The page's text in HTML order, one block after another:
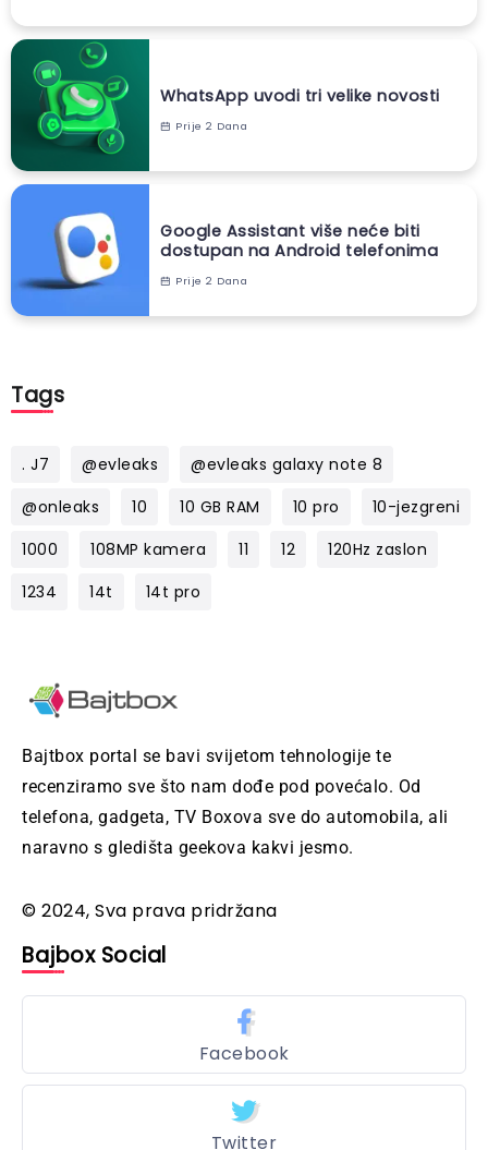
WhatsApp uvodi tri velike novosti
Prije 2 Dana
Google Assistant više neće biti
dostupan na Android telefonima
Prije 2 Dana
Tags
. J7 @evleaks
@evleaks galaxy note 8
@onleaks
10 10 GB RAM 10 pro
10-jezgreni
1000
108MP kamera 11 12
120Hz zaslon
1234
14t 14t pro
Bajtbox portal se bavi svijetom tehnologije te
recenziramo sve što nam dođe pod povećalo. Od
telefona, gadgeta, TV Boxova sve do automobila, ali
naravno s gledišta geekova kakvi jesmo.
© 2024, Sva prava pridržana
Bajbox Social
Facebook
Twitter